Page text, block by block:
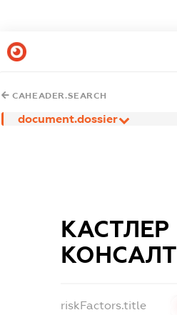
CAHEADER.SEARCH
document.dossier
КАСТЛЕР
КОНСАЛТ
riskFactors.title